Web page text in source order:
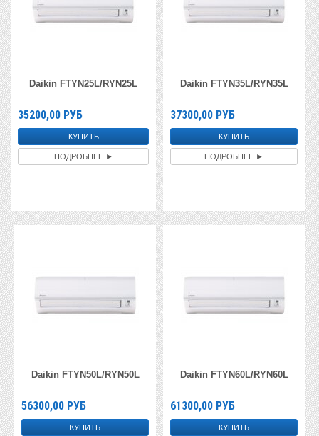
Daikin FTYN25L/RYN25L
35200,00 РУБ
ПОДРОБНЕЕ ►
Daikin FTYN35L/RYN35L
37300,00 РУБ
ПОДРОБНЕЕ ►
Daikin FTYN50L/RYN50L
56300,00 РУБ
Daikin FTYN60L/RYN60L
61300,00 РУБ